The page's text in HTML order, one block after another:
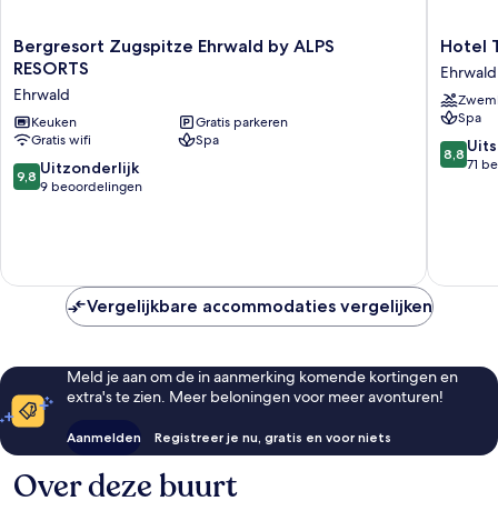
Bergresort
Zugspitze
by
ALPS
RESORTS
Ehrwald
Bergresort Zugspitze Ehrwald by ALPS
RESORTS
Ehrwald
Keuken
Gratis parkeren
Gratis wifi
Spa
9.8
van
9,8 Uitzonderlijk
9 beoordelingen
Hotel
Ehrwald
Hotel
Ehrwald
Spa
8.8
van
8,8
71
Vergelijkbare accommodaties vergelijken
Meld je aan om de in aanmerking komende kortingen en
extra's te zien. Meer beloningen voor meer avonturen!
Aanmelden Registreer je nu, gratis en voor niets
Over deze buurt